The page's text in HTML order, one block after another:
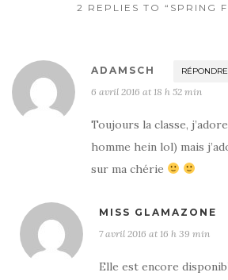
2 REPLIES TO “SPRING
ADAMSCH RÉPONDRE
6 avril 2016 at 18 h 52 min
Toujours la classe,
homme hein lol) mais
sur ma chérie
MISS GLAMAZONE
7 avril 2016 at 16 h 39 min
Elle est encore